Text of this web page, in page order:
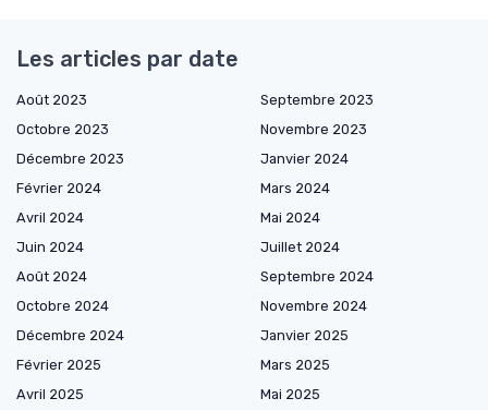
Les articles par date
Août 2023
Septembre 2023
Octobre 2023
Novembre 2023
Décembre 2023
Janvier 2024
Février 2024
Mars 2024
Avril 2024
Mai 2024
Juin 2024
Juillet 2024
Août 2024
Septembre 2024
Octobre 2024
Novembre 2024
Décembre 2024
Janvier 2025
Février 2025
Mars 2025
Avril 2025
Mai 2025